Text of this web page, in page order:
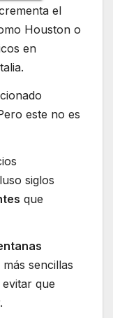
el
Houston o
en
este no es
siglos
que
sencillas
que